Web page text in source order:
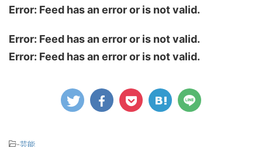
Error: Feed has an error or is not valid.
Error: Feed has an error or is not valid.
Error: Feed has an error or is not valid.
-芸能